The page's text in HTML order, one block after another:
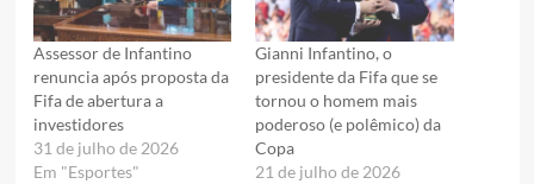
Assessor de Infantino
renuncia após proposta da
Fifa de abertura a
investidores
31 de julho de 2026
Em "Esportes"
Gianni Infantino, o
presidente da Fifa que se
tornou o homem mais
poderoso (e polêmico) da
Copa
21 de julho de 2026